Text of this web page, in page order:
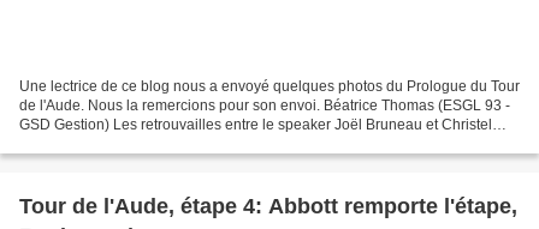
Une lectrice de ce blog nous a envoyé quelques photos du Prologue du Tour
de l'Aude. Nous la remercions pour son envoi. Béatrice Thomas (ESGL 93 -
GSD Gestion) Les retrouvailles entre le speaker Joël Bruneau et Christel
Tour de l'Aude, étape 4: Abbott remporte l'étape,